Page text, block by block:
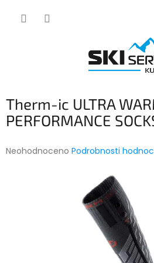
Therm-ic ULTRA
PERFORMANCE
Průměrné
Neohodnoceno Podrobnosti